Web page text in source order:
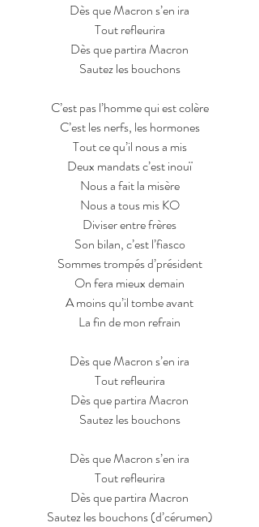
Dès que Macron s’en ira
Tout refleurira
Dès que partira Macron
Sautez les bouchons
C’est pas l’homme qui est colère
C’est les nerfs, les hormones
Tout ce qu’il nous a mis
Deux mandats c’est inouï
Nous a fait la misère
Nous a tous mis KO
Diviser entre frères
Son bilan, c’est l’fiasco
Sommes trompés d’président
On fera mieux demain
A moins qu’il tombe avant
La fin de mon refrain
Dès que Macron s’en ira
Tout refleurira
Dès que partira Macron
Sautez les bouchons
Dès que Macron s’en ira
Tout refleurira
Dès que partira Macron
Sautez les bouchons (d’cérumen)